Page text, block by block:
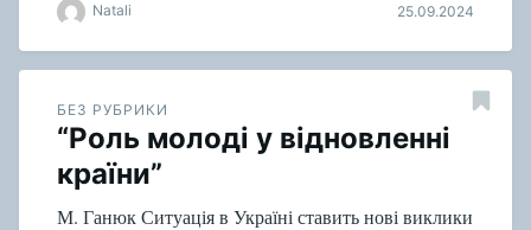
Natali 25.09.2024
БЕЗ РУБРИКИ
“Роль молоді у відновленні
країни”
М. Ганюк Ситуація в Україні ставить нові виклики